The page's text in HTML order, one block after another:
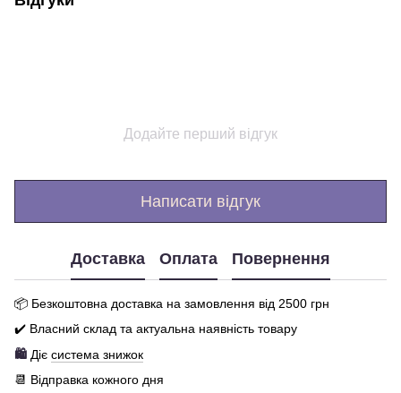
Додайте перший відгук
Написати відгук
Доставка Оплата Повернення
📦 Безкоштовна доставка на замовлення від 2500 грн
✔️ Власний склад та актуальна наявність товару
🛍️ Діє система знижок
📆 Відправка кожного дня